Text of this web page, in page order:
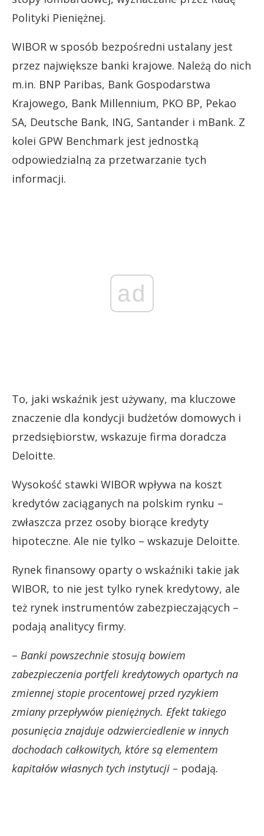
Polityki Pieniężnej.
WIBOR w sposób bezpośredni ustalany jest
przez największe banki krajowe. Należą do nich
m.in. BNP Paribas, Bank Gospodarstwa
Krajowego, Bank Millennium, PKO BP, Pekao
SA, Deutsche Bank, ING, Santander i mBank. Z
kolei GPW Benchmark jest jednostką
odpowiedzialną za przetwarzanie tych
informacji.
ad
To, jaki wskaźnik jest używany, ma kluczowe
znaczenie dla kondycji budżetów domowych i
przedsiębiorstw, wskazuje firma doradcza
Deloitte.
Wysokość stawki WIBOR wpływa na koszt
kredytów zaciąganych na polskim rynku –
zwłaszcza przez osoby biorące kredyty
hipoteczne. Ale nie tylko – wskazuje Deloitte.
Rynek finansowy oparty o wskaźniki takie jak
WIBOR, to nie jest tylko rynek kredytowy, ale
też rynek instrumentów zabezpieczających –
podają analitycy firmy.
– Banki powszechnie stosują bowiem
zabezpieczenia portfeli kredytowych opartych na
zmiennej stopie procentowej przed ryzykiem
zmiany przepływów pieniężnych. Efekt takiego
posunięcia znajduje odzwierciedlenie w innych
dochodach całkowitych, które są elementem
kapitałów własnych tych instytucji – podają.